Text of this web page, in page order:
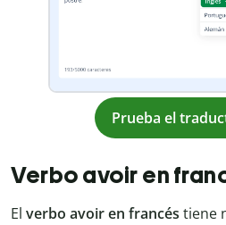
Prueba el
Verbo avoir en
El verbo avoir en francés tiene